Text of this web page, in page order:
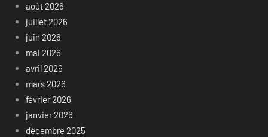
août 2026
juillet 2026
juin 2026
mai 2026
avril 2026
mars 2026
février 2026
janvier 2026
décembre 2025